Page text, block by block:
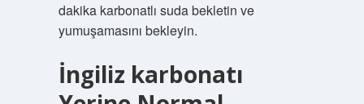
dakika karbonatlı suda bekletin ve
yumuşamasını bekleyin.
İngiliz karbonatı